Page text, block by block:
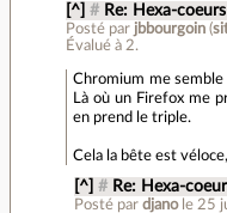
[^] # Re: Hexa-coeurs
Posté par jbbourgoin (
Évalué à 2.
Chromium me semble
Là où un Firefox me
en prend le triple.
Cela la bête est
[^] # Re: Hexa-
Posté par djano le 25